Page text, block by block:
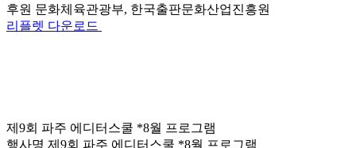
후원 문화체육관광부, 한국출판문화산업진흥원
리플렛 다운로드
제9회 파주 에디터스쿨 *8월 프로그램
행사명 제9회 파주 에디터스쿨 *8월 프로그램